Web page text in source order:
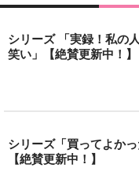
シリーズ 「実録！私の
笑い」【絶賛更新中！】
シリーズ「買ってよかっ
【絶賛更新中！】